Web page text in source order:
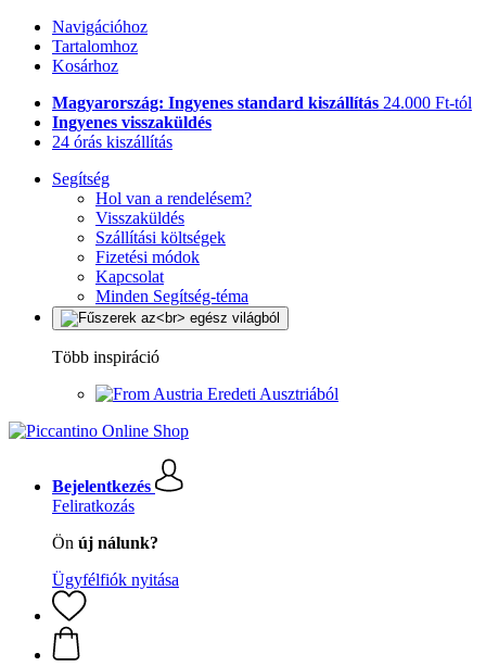
Navigációhoz
Tartalomhoz
Kosárhoz
Magyarország: Ingyenes standard kiszállítás 24.000 Ft-tól
Ingyenes visszaküldés
24 órás kiszállítás
Segítség
Hol van a rendelésem?
Visszaküldés
Szállítási költségek
Fizetési módok
Kapcsolat
Minden Segítség-téma
Több inspiráció
Eredeti Ausztriából
Bejelentkezés
Feliratkozás
Ön új nálunk?
Ügyfélfiók nyitása